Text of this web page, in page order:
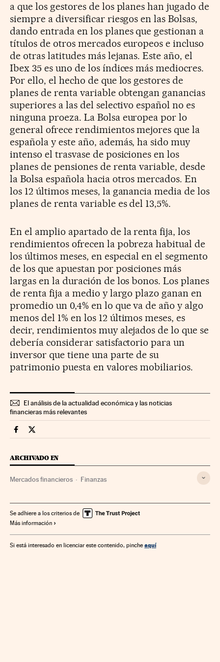
a que los gestores de los planes han jugado de
siempre a diversificar riesgos en las Bolsas,
dando entrada en los planes que gestionan a
títulos de otros mercados europeos e incluso
de otras latitudes más lejanas. Este año, el
Ibex 35 es uno de los índices más mediocres.
Por ello, el hecho de que los gestores de
planes de renta variable obtengan ganancias
superiores a las del selectivo español no es
ninguna proeza. La Bolsa europea por lo
general ofrece rendimientos mejores que la
española y este año, además, ha sido muy
intenso el trasvase de posiciones en los
planes de pensiones de renta variable, desde
la Bolsa española hacia otros mercados. En
los 12 últimos meses, la ganancia media de los
planes de renta variable es del 13,5%.
En el amplio apartado de la renta fija, los
rendimientos ofrecen la pobreza habitual de
los últimos meses, en especial en el segmento
de los que apuestan por posiciones más
largas en la duración de los bonos. Los planes
de renta fija a medio y largo plazo ganan en
promedio un 0,4% en lo que va de año y algo
menos del 1% en los 12 últimos meses, es
decir, rendimientos muy alejados de lo que se
debería considerar satisfactorio para un
inversor que tiene una parte de su
patrimonio puesta en valores mobiliarios.
El análisis de la actualidad económica y las noticias
financieras más relevantes
Mercados Financieros Cinco Días en Facebook
Mercados Financieros Cinco Días en Twitter
ARCHIVADO EN
Mercados financieros Finanzas
Se adhiere a los criterios de
Más información
Si está interesado en licenciar este contenido, pinche aquí